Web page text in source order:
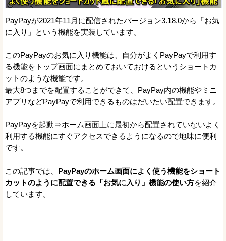
PayPayが2021年11月に配信されたバージョン3.18.0から「お気
に入り」という機能を実装しています。
このPayPayのお気に入り機能は、自分がよくPayPayで利用す
る機能をトップ画面にまとめておいておけるというショートカ
ットのような機能です。
最大8つまでを配置することができて、PayPay内の機能やミニ
アプリなどPayPayで利用できるものはだいたい配置できます。
PayPayを起動⇒ホーム画面上に最初から配置されていないよく
利用する機能にすぐアクセスできるようになるので地味に便利
です。
この記事では、 PayPayのホーム画面によく使う機能をショート
カットのように配置できる「お気に入り」機能の使い方を紹介
しています。